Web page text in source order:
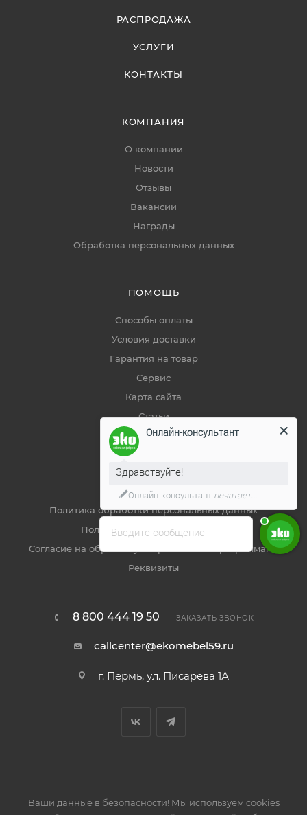
РАСПРОДАЖА
УСЛУГИ
КОНТАКТЫ
КОМПАНИЯ
О компании
Новости
Отзывы
Вакансии
Награды
Обработка персональных данных
ПОМОЩЬ
Способы оплаты
Условия доставки
Гарантия на товар
Сервис
Карта сайта
Статьи
Советы покупателям
Политика обработки персональных данных
Пользовательское соглашение
Согласие на обработку метрическими программами
Реквизиты
8 800 444 19 50 ЗАКАЗАТЬ ЗВОНОК
callcenter@ekomebel59.ru
г. Пермь, ул. Писарева 1А
Ваши данные в безопасности! Мы используем cookies
2026 © Производство кухонной и корпусной мебели,
Введите сообщение
Онлайн-консультант
Здравствуйте!
Онлайн-консультант печатает...